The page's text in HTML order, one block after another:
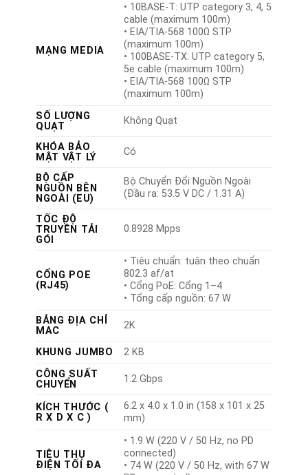
MẠNG MEDIA
• 10BASE-T: UTP category 3, 4, 5
cable (maximum 100m)
• EIA/TIA-568 100Ω STP
(maximum 100m)
• 100BASE-TX: UTP category 5,
5e cable (maximum 100m)
• EIA/TIA-568 100Ω STP
(maximum 100m)
SỐ LƯỢNG
QUẠT
Không Quạt
KHÓA BẢO
MẬT VẬT LÝ
Có
BỘ CẤP
NGUỒN BÊN
NGOÀI (EU)
Bộ Chuyển Đổi Nguồn Ngoài
(Đầu ra: 53.5 V DC / 1.31 A)
TỐC ĐỘ
TRUYỀN TẢI
GÓI
0.8928 Mpps
CỔNG POE
(RJ45)
• Tiêu chuẩn: tuân theo chuẩn
802.3 af/at
• Cổng PoE: Cổng 1–4
• Tổng cấp nguồn: 67 W
BẢNG ĐỊA CHỈ
MAC
2K
KHUNG JUMBO
2 KB
CÔNG SUẤT
CHUYỂN
1.2 Gbps
KÍCH THƯỚC (
R X D X C )
6.2 x 4.0 x 1.0 in (158 x 101 x 25
mm)
TIÊU THỤ
ĐIỆN TỐI ĐA
• 1.9 W (220 V / 50 Hz, no PD
connected)
• 74 W (220 V / 50 Hz, with 67 W